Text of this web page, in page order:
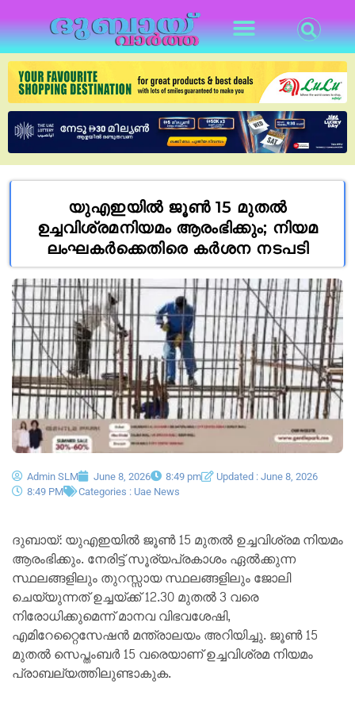
യുഎഇയിൽ ജൂൺ 15 മുതൽ
ഉച്ചവിശ്രമനിയമം ആരംഭിക്കും; നിയമ
ലംഘകർക്കെതിരെ കർശന നടപടി
Admin SLM June 8, 2026 8:49 pm
Updated : June 8, 2026
8:49 PM
Categories : Uae News
ദുബായ്: യുഎഇയിൽ ജൂൺ 15 മുതൽ ഉച്ചവിശ്രമ നിയമം
ആരംഭിക്കും. നേരിട്ട് സൂര്യപ്രകാശം ഏൽക്കുന്ന
സ്ഥലങ്ങളിലും തുറസ്സായ സ്ഥലങ്ങളിലും ജോലി
ചെയ്യുന്നത് ഉച്ചയ്ക്ക് 12.30 മുതൽ 3 വരെ
നിരോധിക്കുമെന്ന് മാനവ വിഭവശേഷി,
എമിറേറ്റൈസേഷൻ മന്ത്രാലയം അറിയിച്ചു. ജൂൺ 15
മുതൽ സെപ്തംബർ 15 വരെയാണ് ഉച്ചവിശ്രമ നിയമം
പ്രാബല്യത്തിലുണ്ടാകുക.